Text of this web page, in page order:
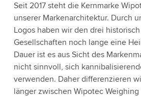
Seit 2017 steht die Kernmarke
unserer Markenarchitektur. Durch
Logos haben wir den drei
Gesellschaften noch lange eine
Dauer ist es aus Sicht des
nicht sinnvoll, sich
verwenden. Daher differenzieren
länger zwischen Wipotec Weighing